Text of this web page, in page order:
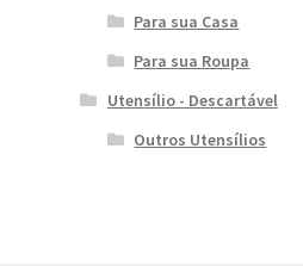
Para sua Casa
Para sua Roupa
Utensílio - Descartável
Outros Utensílios